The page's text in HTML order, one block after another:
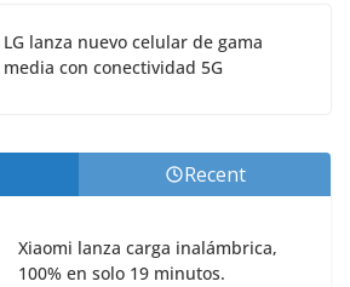
LG lanza nuevo celular de gama
media con conectividad 5G
Recent
Xiaomi lanza carga inalámbrica,
100% en solo 19 minutos.